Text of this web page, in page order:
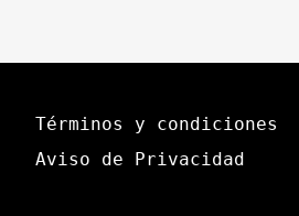
Términos y condiciones
Aviso de Privacidad